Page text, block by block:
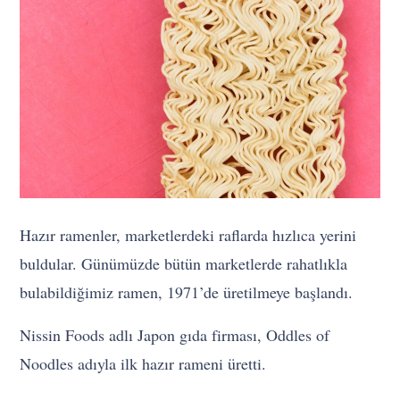
Hazır ramenler, marketlerdeki raflarda hızlıca yerini
buldular. Günümüzde bütün marketlerde rahatlıkla
bulabildiğimiz ramen, 1971’de üretilmeye başlandı.
Nissin Foods adlı Japon gıda firması, Oddles of
Noodles adıyla ilk hazır rameni üretti.